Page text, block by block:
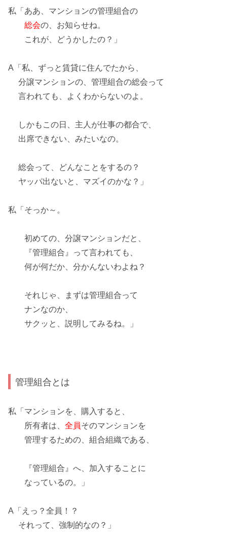
私「ああ、マンションの管理組合の
総会の、お知らせね。
これが、どうかしたの？」
A「私、ずっと賃貸に住んでたから、
分譲マンションの、管理組合の総会って
言われても、よくわからないのよ。
しかもこの日、主人が仕事の都合で、
出席できない 、みたいなの。
総会って、どんなことをするの？
ヤッパ出ないと、マズイのかな？」
私「そっか～。
初めての、分譲マンションだと、
『管理組合 』って言われても、
何が何だか、分かんないわよね？
それじゃ、まずは管理組合って
ナンなのか、
サクッと、説明してみるね。」
管理組合とは
私「マンションを、購入すると、
所有者は、 全員そのマンションを
管理するための、組合組織である、
『管理組合』へ、加入することに
なっているの。」
A「えっ？全員！？
それって、 強制的なの？」